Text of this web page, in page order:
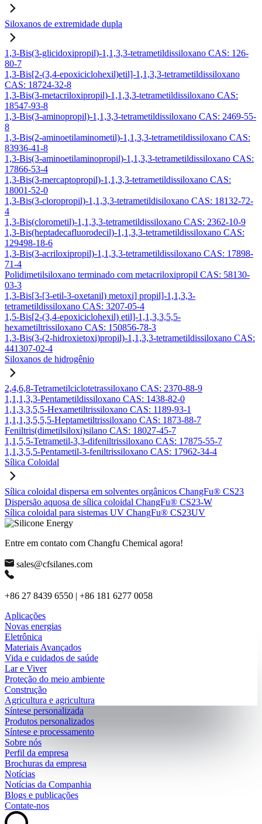
Siloxanos de extremidade dupla
1,3-Bis(3-glicidoxipropil)-1,1,3,3-tetrametildissiloxano CAS: 126-
80-7
1,3-Bis[2-(3,4-epoxiciclohexil)etil]-1,1,3,3-tetrametildissiloxano
CAS: 18724-32-8
1,3-Bis(3-metacriloxipropil)-1,1,3,3-tetrametildissiloxano CAS:
18547-93-8
1,3-Bis(3-aminopropil)-1,1,3,3-tetrametildissiloxano CAS: 2469-55-
8
1,3-Bis(2-aminoetilaminometil)-1,1,3,3-tetrametildissiloxano CAS:
83936-41-8
1,3-Bis(3-aminoetilaminopropil)-1,1,3,3-tetrametildissiloxano CAS:
17866-53-4
1,3-Bis(3-mercaptopropil)-1,1,3,3-tetrametildissiloxano CAS:
18001-52-0
1,3-Bis(3-cloropropil)-1,1,3,3-tetrametildisiloxano CAS: 18132-72-
4
1,3-Bis(clorometil)-1,1,3,3-tetrametildissiloxano CAS: 2362-10-9
1,3-Bis(heptadecafluorodecil)-1,1,3,3-tetrametildissiloxano CAS:
129498-18-6
1,3-Bis(3-acriloxipropil)-1,1,3,3-tetrametildissiloxano CAS: 17898-
71-4
Polidimetilsiloxano terminado com metacriloxipropil CAS: 58130-
03-3
1,3-Bis[3-[3-etil-3-oxetanil) metoxi] propil]-1,1,3,3-
tetrametildissiloxano CAS: 3207-05-4
1,5-Bis[2-(3,4-epoxiciclohexil) etil]-1,1,3,3,5,5-
hexametiltrissiloxano CAS: 150856-78-3
1,3-Bis(3-(2-hidroxietoxi)propil)-1,1,3,3-tetrametildissiloxano CAS:
441307-02-4
Siloxanos de hidrogênio
2,4,6,8-Tetrametilciclotetrassiloxano CAS: 2370-88-9
1,1,1,3,3-Pentametildissiloxano CAS: 1438-82-0
1,1,3,3,5,5-Hexametiltrissiloxano CAS: 1189-93-1
1,1,1,3,5,5,5-Heptametiltrissiloxano CAS: 1873-88-7
Feniltris(dimetilsiloxi)silano CAS: 18027-45-7
1,1,5,5-Tetrametil-3,3-difeniltrissiloxano CAS: 17875-55-7
1,1,3,5,5-Pentametil-3-feniltrissiloxano CAS: 17962-34-4
Sílica Coloidal
Sílica coloidal dispersa em solventes orgânicos ChangFu® CS23
Dispersão aquosa de sílica coloidal ChangFu® CS23-W
Sílica coloidal para sistemas UV ChangFu® CS23UV
Entre em contato com Changfu Chemical agora!
sales@cfsilanes.com
+86 27 8439 6550 | +86 181 6277 0058
Aplicações
Novas energias
Eletrônica
Materiais Avançados
Vida e cuidados de saúde
Lar e Viver
Proteção do meio ambiente
Construção
Agricultura e agricultura
Síntese personalizada
Produtos personalizados
Síntese e processamento
Sobre nós
Perfil da empresa
Brochuras da empresa
Notícias
Notícias da Companhia
Blogs e publicações
Contate-nos